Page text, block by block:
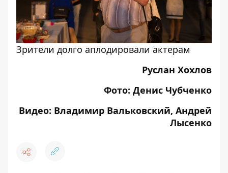
Зрители долго аплодировали актерам
Руслан Хохлов
Фото: Денис Чубченко
Видео: Владимир Вальковский, Андрей
Лысенко